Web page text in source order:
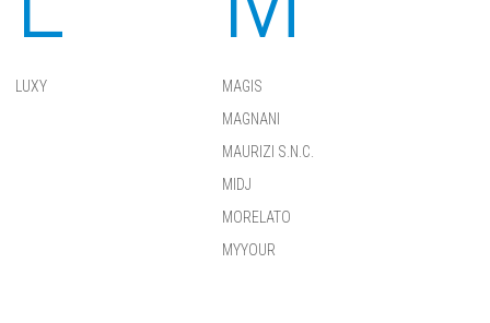
LUXY
MAGIS
MAGNANI
MAURIZI S.N.C.
MIDJ
MORELATO
MYYOUR